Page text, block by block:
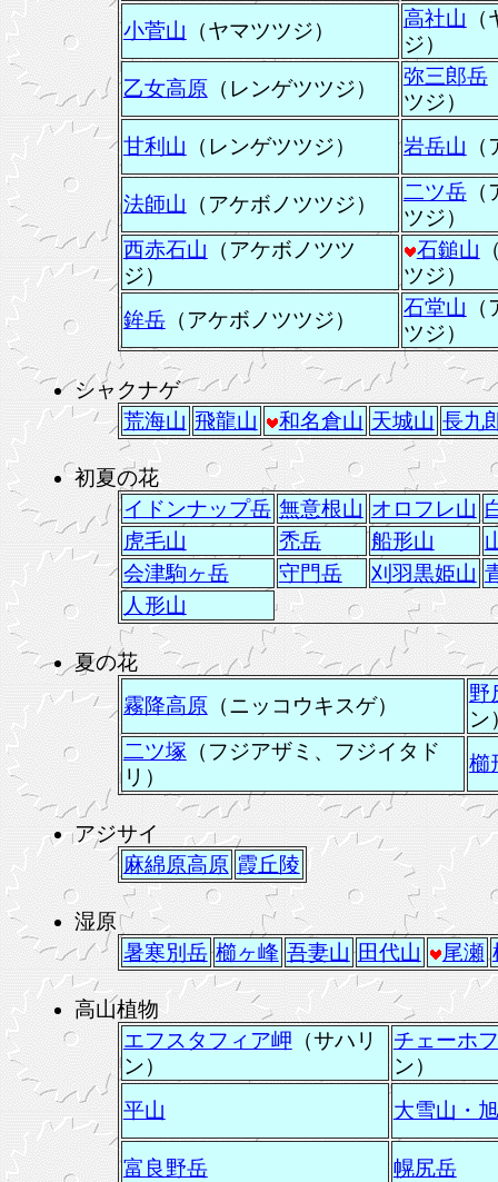
小菅山 （ヤマツツジ）
高社山
ジ）
乙女高原 （レンゲツツジ）
弥三郎岳
ツジ）
甘利山 （レンゲツツジ） 岩岳山
法師山 （アケボノツツジ）
二ツ岳（
ツジ）
西赤石山 （アケボノツツ
ジ）
石鎚山
ツジ）
鉾岳（アケボノツツジ）
石堂山
ツジ）
シャクナゲ
荒海山 飛龍山 和名倉山 天城山 長九
初夏の花
イドンナップ岳 無意根山 オロフレ山
虎毛山
禿岳 船形山
会津駒ヶ岳
守門岳 刈羽黒姫山
人形山
夏の花
霧降高原 （ニッコウキスゲ）
野
ン
二ツ塚 （フジアザミ、フジイタド
リ）
櫛
アジサイ
麻綿原高原 霞丘陵
湿原
暑寒別岳 櫛ヶ峰 吾妻山 田代山 尾瀬
高山植物
エフスタフィア岬 （サハリ
ン）
チェーホ
ン）
平山
大雪山・
富良野岳 幌尻岳